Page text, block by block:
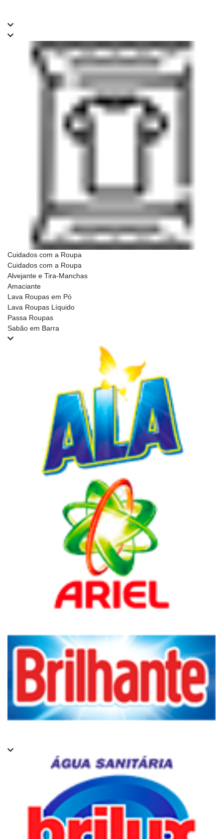
Cuidados com a Roupa
Cuidados com a Roupa
Alvejante e Tira-Manchas
Amaciante
Lava Roupas em Pó
Lava Roupas Líquido
Passa Roupas
Sabão em Barra